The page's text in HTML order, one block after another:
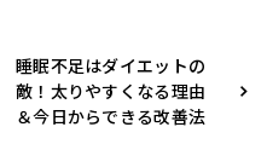
睡眠不足はダイエットの
敵！太りやすくなる理由
＆今日からできる改善法